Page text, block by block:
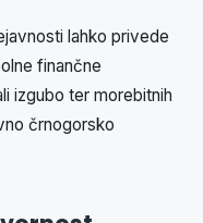
lahko privede
finančne
izgubo ter morebitnih
črnogorsko